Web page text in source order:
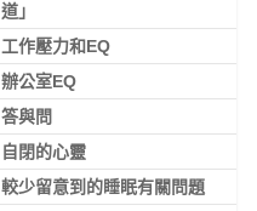
道」
工作壓力和EQ
辦公室EQ
答與問
自閉的心靈
較少留意到的睡眠有關問題